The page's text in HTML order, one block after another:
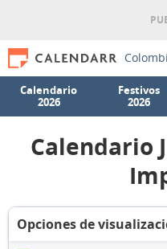
Calendario
2026
Festivos
2026
Calendario
Opciones de